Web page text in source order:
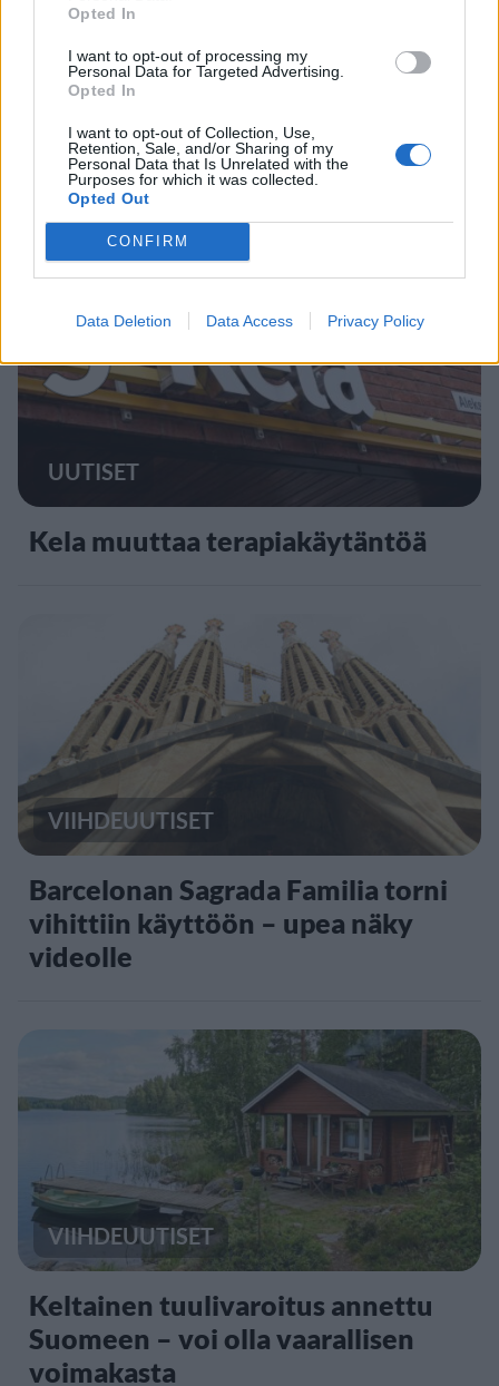
Opted In
I want to opt-out of processing my
Personal Data for Targeted Advertising.
Opted In
I want to opt-out of Collection, Use,
Retention, Sale, and/or Sharing of my
Personal Data that Is Unrelated with the
Purposes for which it was collected.
Opted Out
CONFIRM
Data Deletion Data Access Privacy Policy
UUTISET
Lapin pelastushelikopteri Aslakin
toiminta päättyy – rahat loppuivat
5
UUTISET
Kela muuttaa terapiakäytäntöä
VIIHDEUUTISET
Barcelonan Sagrada Familia torni
vihittiin käyttöön – upea näky
videolle
VIIHDEUUTISET
Keltainen tuulivaroitus annettu
Suomeen – voi olla vaarallisen
voimakasta